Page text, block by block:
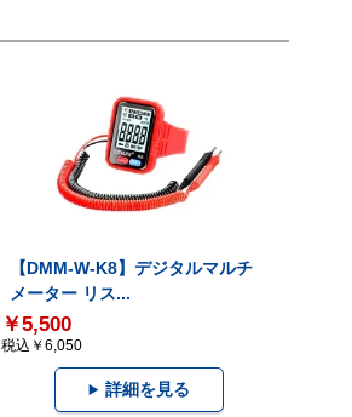
【DMM-W-K8】デジタルマルチ
メーター リス...
￥5,500
税込￥6,050
詳細を見る